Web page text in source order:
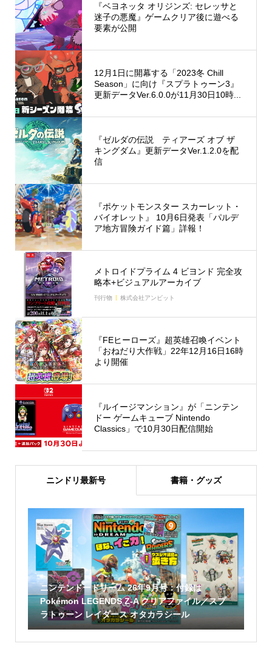
『ベヨネッタ オリジンズ: セレッサと
迷子の悪魔』ゲームクリア後に遊べる
要素が公開
12月1日に開幕する「2023冬 Chill
Season」に向け『スプラトゥーン3』
更新データVer.6.0.0が11月30日10時...
『ゼルダの伝説 ティアーズ オブ ザ
キングダム』更新データVer.1.2.0を配
信
『ポケットモンスター スカーレット・
バイオレット』 10月6日発表「パルデ
ア地方冒険ガイド篇」詳報！
メトロイドプライム 4 ビヨンド 完全攻
略本+ビジュアルアーカイブ
刊行物 株式会社アンビット
『FEヒーローズ』超英雄召喚イベント
「おねだり大作戦」22年12月16日16時
より開催
『ルイージマンション』が「ニンテン
ドー ゲームキューブ Nintendo
Classics」で10月30日配信開始
ニンドリ最新号 書籍・グッズ
ニンテンドードリーム 26年9月号：付録は
Pokémon LEGENDS Z-A クリアファイル／スプ
ラトゥーン レイダース オタカラシール